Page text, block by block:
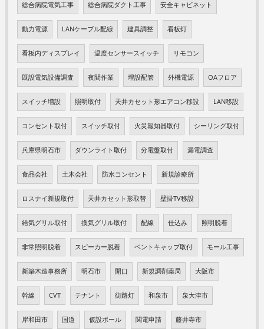
総合病院電気工事 総合病院ダクト工事 安全キャビネット
動力電源 LANケーブル配線 建具調整 看板灯
看板内ディスプレイ 温度センサースイッチ リモコン
既設電気設備調査 夜間作業 埋設配管 外機電源 OAフロア
スイッチ増設 照明取付 天井カセット形エアコン移設 LAN移設
コンセント取付 スイッチ取付 火災報知器取付 シーリング取付
兵庫県明石市 ダウンライト取付 分電盤取付 漏電調査
食品会社 土木会社 防水コンセント 新規診療所
ロスナイ新規取付 天井カセット形取替 壁掛TV移設
給気グリル取付 換気グリル取付 配線 仕込み 照明脱着
非常照明脱着 スピーカー脱着 ベントキャップ取付 モール工事
新築木造事務所 明石市 開口 新規調剤薬局 大阪市
幹線 CVT テナント 街路灯 和泉市 泉大津市
岸和田市 国道 仮設ポール 関電申請 藤井寺市